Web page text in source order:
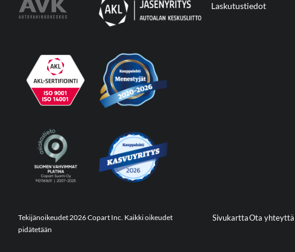
Laskutustiedot
Tekijänoikeudet 2026 Copart Inc. Kaikki oikeudet
pidätetään
SivukarttaOta yhteyttä